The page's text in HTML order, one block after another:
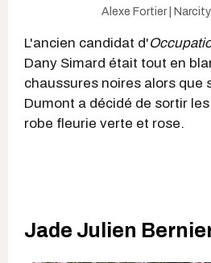
Alexe Fortier |
L'ancien candidat d'
Dany Simard était tout en
chaussures noires alors que
Dumont a décidé de sortir
robe fleurie verte et rose.
Jade Julien